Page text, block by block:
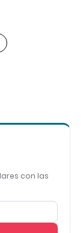
con las